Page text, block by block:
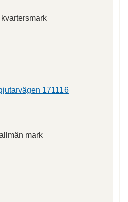
171116
mark